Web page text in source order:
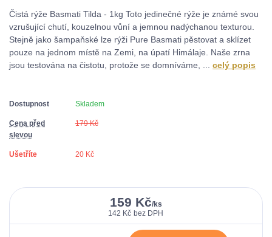
Čistá rýže Basmati Tilda - 1kg Toto jedinečné rýže je známé svou
vzrušující chutí, kouzelnou vůní a jemnou nadýchanou texturou.
Stejně jako šampaňské lze rýži Pure Basmati pěstovat a sklízet
pouze na jednom místě na Zemi, na úpatí Himálaje. Naše zrna
jsou testována na čistotu, protože se domníváme, ... celý popis
Dostupnost Skladem
Cena před
slevou
179 Kč
Ušetříte 20 Kč
159 Kč/ks
142 Kč bez DPH